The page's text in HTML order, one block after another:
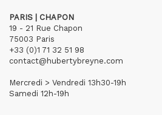
PARIS | CHAPON
19 - 21 Rue Chapon
75003 Paris
+33 (0)1 71 32 51 98
contact@hubertybreyne.com
Mercredi > Vendredi 13h30-19h
Samedi 12h-19h